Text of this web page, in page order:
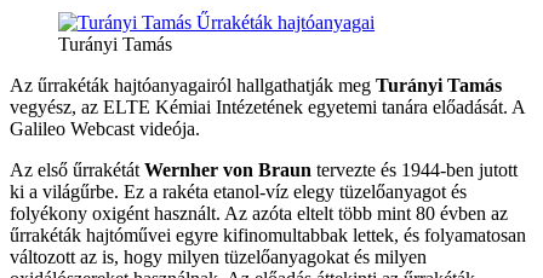
Turányi Tamás
Az űrrakéták hajtóanyagairól hallgathatják meg Turányi Tamás
vegyész, az ELTE Kémiai Intézetének egyetemi tanára előadását. A
Galileo Webcast videója.
Az első űrrakétát Wernher von Braun tervezte és 1944-ben jutott
ki a világűrbe. Ez a rakéta etanol-víz elegy tüzelőanyagot és
folyékony oxigént használt. Az azóta eltelt több mint 80 évben az
űrrakéták hajtóművei egyre kifinomultabbak lettek, és folyamatosan
változott az is, hogy milyen tüzelőanyagokat és milyen